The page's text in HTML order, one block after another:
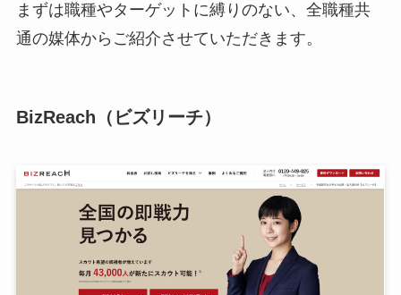
まずは職種やターゲットに縛りのない、全職種共
通の媒体からご紹介させていただきます。
BizReach （ビズリーチ）